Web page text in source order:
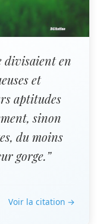
divisaient en
et
aptitudes
sinon
du moins
gorge.”
Voir la citation →